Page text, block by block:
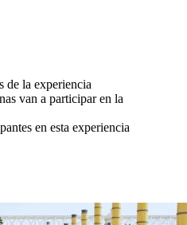
de la experiencia
van a participar en la
en esta experiencia